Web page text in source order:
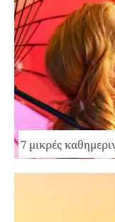
7 μικρές